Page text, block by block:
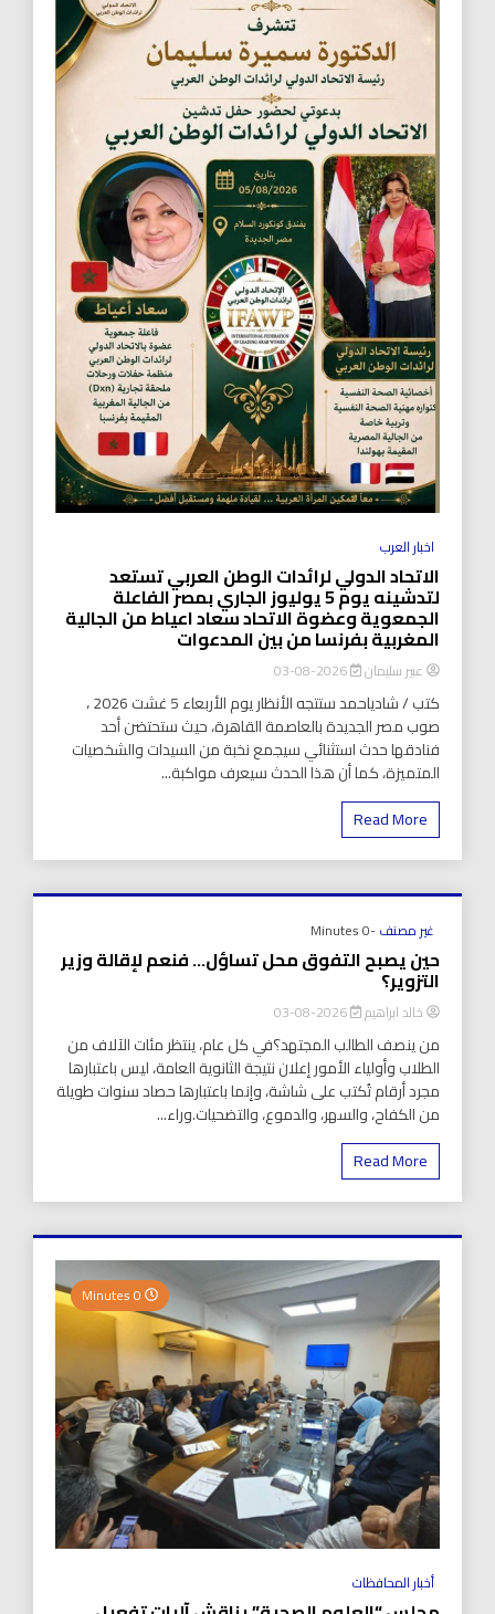
اخبار العرب
الاتحاد الدولي لرائدات الوطن العربي تستعد
لتدشينه يوم 5 يوليوز الجاري بمصر الفاعلة
الجمعوية وعضوة الاتحاد سعاد اعياط من الجالية
المغربية بفرنسا من بين المدعوات
عبير سليمان 2026-08-03
كتب / شادياحمد ستتجه الأنظار يوم الأربعاء 5 غشت 2026 ،
صوب مصر الجديدة بالعاصمة القاهرة، حيث ستحتضن أحد
فنادقها حدث استثنائي سيجمع نخبة من السيدات والشخصيات
المتميزة، كما أن هذا الحدث سيعرف مواكبة...
Read More
غير مصنف-0 Minutes
حين يصبح التفوق محل تساؤل… فنعم لإقالة وزير
التزوير؟
خالد ابراهيم 2026-08-03
من ينصف الطالب المجتهد؟في كل عام، ينتظر مئات الآلاف من
الطلاب وأولياء الأمور إعلان نتيجة الثانوية العامة، ليس باعتبارها
مجرد أرقام تُكتب على شاشة، وإنما باعتبارها حصاد سنوات طويلة
من الكفاح، والسهر، والدموع، والتضحيات.وراء...
Read More
أخبار المحافظات